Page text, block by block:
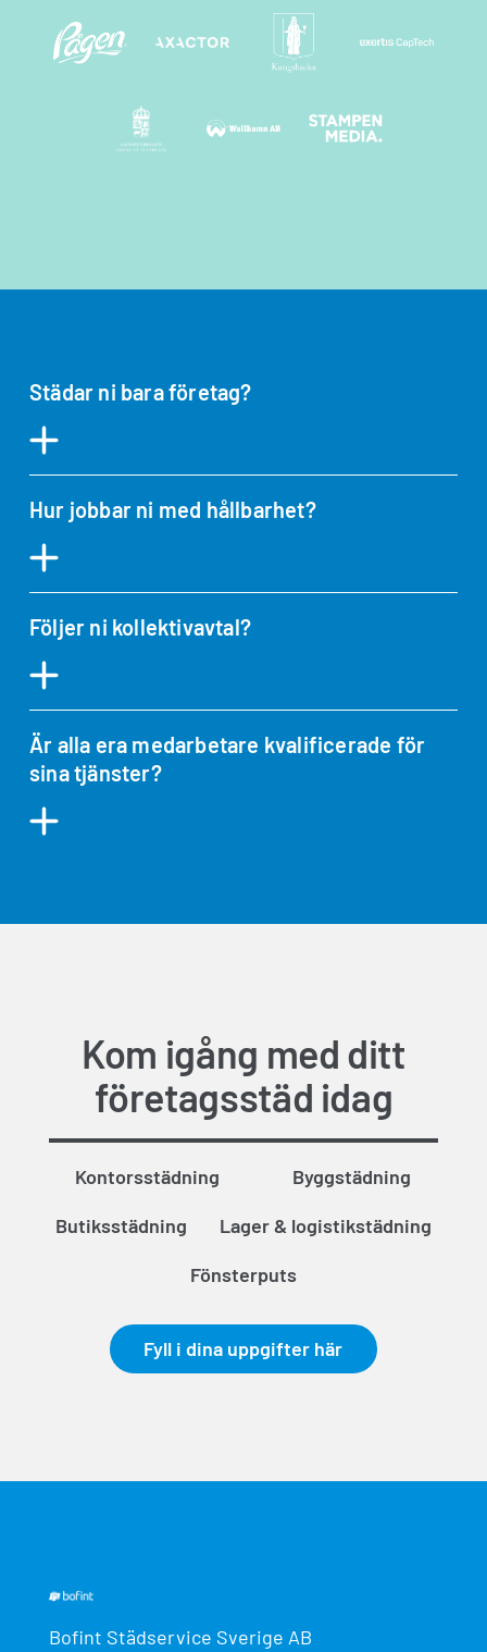
Städar ni bara företag?
Hur jobbar ni med hållbarhet?
Följer ni kollektivavtal?
Är alla era medarbetare kvalificerade för
sina tjänster?
Kom igång med ditt
företagsstäd idag
Kontorsstädning Byggstädning
Butiksstädning Lager & logistikstädning
Fönsterputs
Fyll i dina uppgifter här
Bofint Städservice Sverige AB